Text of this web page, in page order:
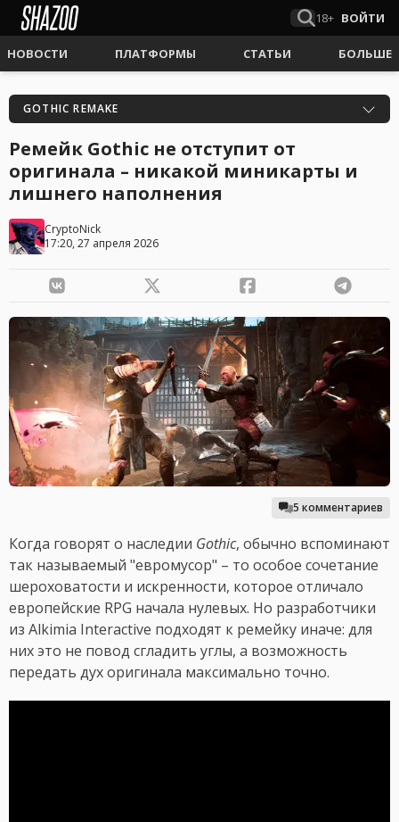
18+ ВОЙТИ
НОВОСТИ ПЛАТФОРМЫ СТАТЬИ БОЛЬШЕ
GOTHIC REMAKE
Ремейк Gothic не отступит от
оригинала – никакой миникарты и
лишнего наполнения
CryptoNick
17:20, 27 апреля 2026
5 комментариев
Когда говорят о наследии Gothic, обычно вспоминают
так называемый "евромусор" – то особое сочетание
шероховатости и искренности, которое отличало
европейские RPG начала нулевых. Но разработчики
из Alkimia Interactive подходят к ремейку иначе: для
них это не повод сгладить углы, а возможность
передать дух оригинала максимально точно.